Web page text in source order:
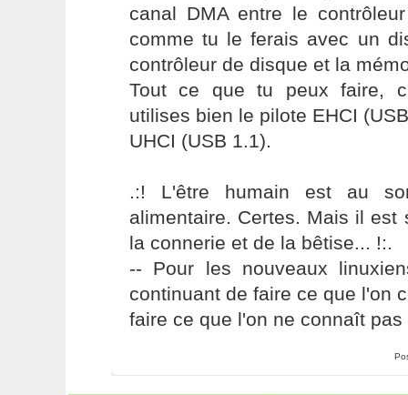
canal DMA entre le
comme tu le ferais avec un
contrôleur de disque et la
Tout ce que tu peux faire,
utilises bien le pilote EHCI
UHCI (USB 1.1).
.:! L'être humain est au
alimentaire. Certes. Mais il est
la connerie et de la bêtise... !:.
-- Pour les nouveaux
continuant de faire ce que l'on
faire ce que l'on ne connaît pas